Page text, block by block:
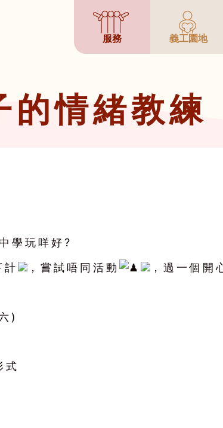
服務 義工園地
的情緒教練
學玩咩好?
計
，嘗試唔同活動
，過一個開
)
式